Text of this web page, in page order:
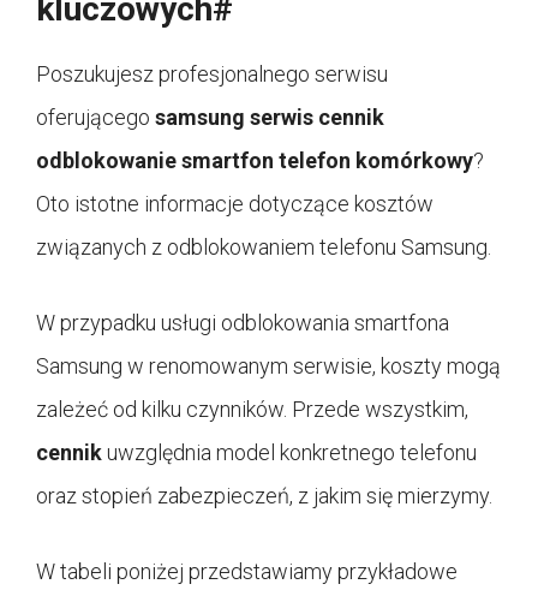
kluczowych#
Poszukujesz profesjonalnego serwisu
oferującego samsung serwis cennik
odblokowanie smartfon telefon komórkowy?
Oto istotne informacje dotyczące kosztów
związanych z odblokowaniem telefonu Samsung.
W przypadku usługi odblokowania smartfona
Samsung w renomowanym serwisie, koszty mogą
zależeć od kilku czynników. Przede wszystkim,
cennikuwzględnia model konkretnego telefonu
oraz stopień zabezpieczeń, z jakim się mierzymy.
W tabeli poniżej przedstawiamy przykładowe